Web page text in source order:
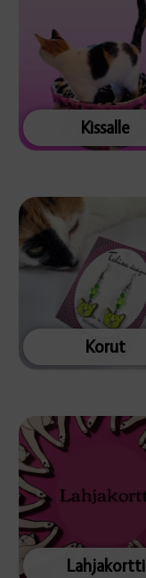
Kissalle
Korut
Lahjakortti